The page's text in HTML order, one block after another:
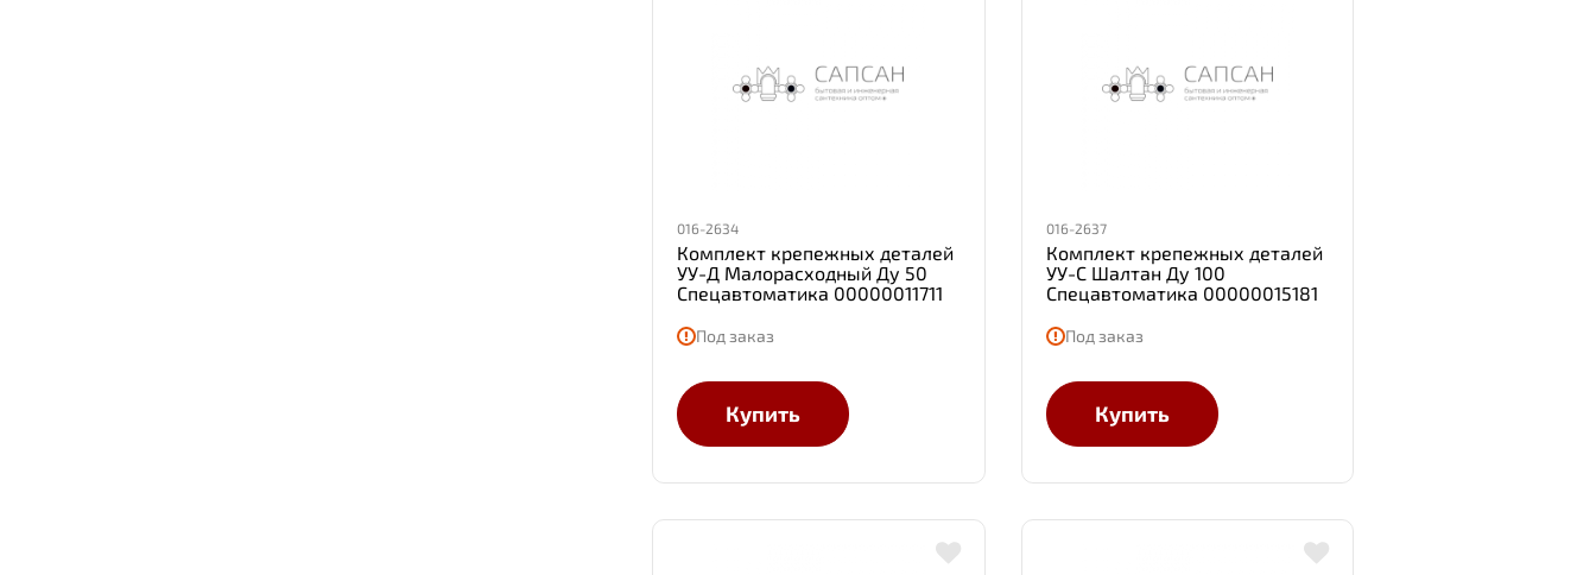
016-2634
Комплект крепежных деталей
УУ-Д Малорасходный Ду 50
Спецавтоматика 00000011711
Под заказ
Купить
016-2637
Комплект крепежных деталей
УУ-С Шалтан Ду 100
Спецавтоматика 00000015181
Под заказ
Купить